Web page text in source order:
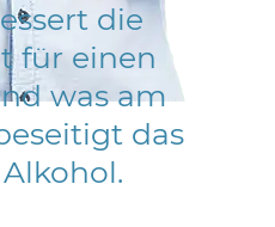
die
für einen
was am
das